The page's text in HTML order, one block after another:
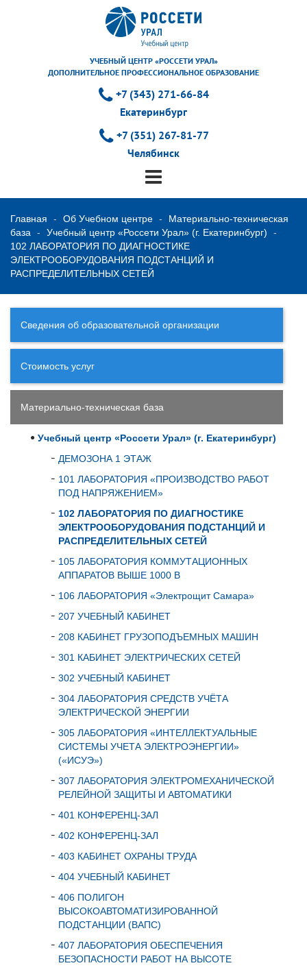
УЧЕБНЫЙ ЦЕНТР «РОССЕТИ УРАЛ»
ДОПОЛНИТЕЛЬНОЕ ПРОФЕССИОНАЛЬНОЕ ОБРАЗОВАНИЕ
+7 (343) 271-66-84
Екатеринбург
+7 (351) 267-81-77
Челябинск
Главная Об Учебном центре
Материально-техническая
база
Учебный центр «Россети Урал» (г. Екатеринбург)
102 ЛАБОРАТОРИЯ ПО ДИАГНОСТИКЕ
ЭЛЕКТРООБОРУДОВАНИЯ ПОДСТАНЦИЙ И
РАСПРЕДЕЛИТЕЛЬНЫХ СЕТЕЙ
Сведения об образовательной организации
Стоимость услуг
Материально-техническая база
Учебный центр «Россети Урал» (г. Екатеринбург)
ДЕМОЗОНА 1 ЭТАЖ
101 ЛАБОРАТОРИЯ «ПРОИЗВОДСТВО РАБОТ
ПОД НАПРЯЖЕНИЕМ»
102 ЛАБОРАТОРИЯ ПО ДИАГНОСТИКЕ
ЭЛЕКТРООБОРУДОВАНИЯ ПОДСТАНЦИЙ И
РАСПРЕДЕЛИТЕЛЬНЫХ СЕТЕЙ
105 ЛАБОРАТОРИЯ КОММУТАЦИОННЫХ
АППАРАТОВ ВЫШЕ 1000 В
106 ЛАБОРАТОРИЯ «Электрощит Самара»
207 УЧЕБНЫЙ КАБИНЕТ
208 КАБИНЕТ ГРУЗОПОДЪЕМНЫХ МАШИН
301 КАБИНЕТ ЭЛЕКТРИЧЕСКИХ СЕТЕЙ
302 УЧЕБНЫЙ КАБИНЕТ
304 ЛАБОРАТОРИЯ СРЕДСТВ УЧЁТА
ЭЛЕКТРИЧЕСКОЙ ЭНЕРГИИ
305 ЛАБОРАТОРИЯ «ИНТЕЛЛЕКТУАЛЬНЫЕ
СИСТЕМЫ УЧЕТА ЭЛЕКТРОЭНЕРГИИ»
(«ИСУЭ»)
307 ЛАБОРАТОРИЯ ЭЛЕКТРОМЕХАНИЧЕСКОЙ
РЕЛЕЙНОЙ ЗАЩИТЫ И АВТОМАТИКИ
401 КОНФЕРЕНЦ-ЗАЛ
402 КОНФЕРЕНЦ-ЗАЛ
403 КАБИНЕТ ОХРАНЫ ТРУДА
404 УЧЕБНЫЙ КАБИНЕТ
406 ПОЛИГОН
ВЫСОКОАВТОМАТИЗИРОВАННОЙ
ПОДСТАНЦИИ (ВАПС)
407 ЛАБОРАТОРИЯ ОБЕСПЕЧЕНИЯ
БЕЗОПАСНОСТИ РАБОТ НА ВЫСОТЕ